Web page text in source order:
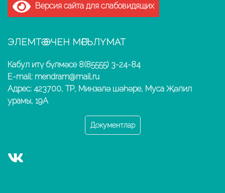
Версия сайта для слабовидящих
ЭЛЕМТӘ ӨЧЕН МӘГЪЛҮМАТ
Кабул итү бүлмәсе 8(85555) 3-24-84
E-mail: mendram@mail.ru
Адрес: 423700, ТР, Минзәлә шәһәре, Муса Җәлил
урамы, 19А
Документлар